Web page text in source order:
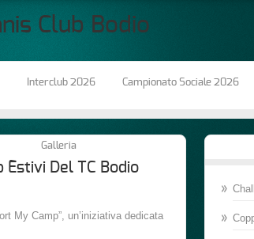
Club Bodio
Interclub 2026 Campionato Sociale 2026
Galleria
Estivi Del TC Bodio
My Camp”, un’iniziativa dedicata